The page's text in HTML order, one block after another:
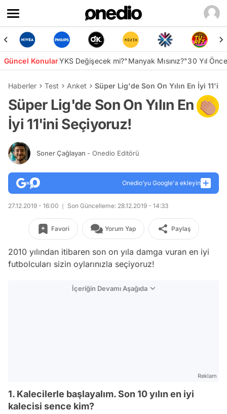
Güncel KonularYKS Değişecek mi?"Manyak Mısınız?"30 Yıl
Haberler Test Anket Süper Lig'de Son On Yılın En İyi
Süper Lig'de Son On Yılın En
İyi 11'ini Seçiyoruz!
Soner Çağlayan - Onedio Editörü
Onedio’yu Google'a ekleyin
27.12.2019 - 16:00 Son Güncelleme: 28.12.2019 - 14:33
Favori Yorum Yap Paylaş
2010 yılından itibaren son on yıla damga vuran en iyi
futbolcuları sizin oylarınızla seçiyoruz!
İçeriğin Devamı Aşağıda
Reklam
1. Kalecilerle başlayalım. Son 10 yılın en iyi
kalecisi sence kim?